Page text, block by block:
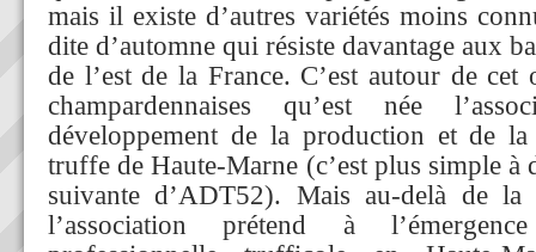
mais il existe d’autres variétés moins
dite d’automne qui résiste davantage aux
de l’est de la France. C’est autour de
champardennaises qu’est née
développement de la production et de
truffe de Haute-Marne (c’est plus simple à
suivante d’ADT52). Mais au-delà de la
l’association prétend à